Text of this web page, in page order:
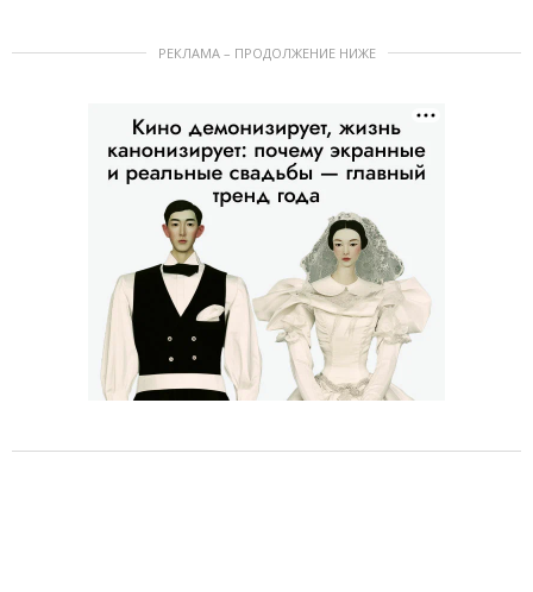
РЕКЛАМА – ПРОДОЛЖЕНИЕ НИЖЕ